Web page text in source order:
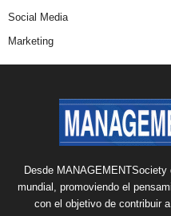
Social Media
Marketing
Desde
mundial, promoviendo el
con el objetivo de contribuir